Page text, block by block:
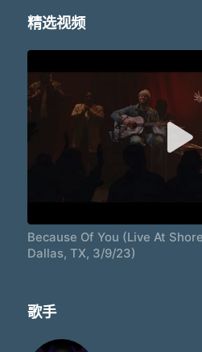
精选视频
Because Of You (Live At
Dallas, TX, 3/9/23)
歌手